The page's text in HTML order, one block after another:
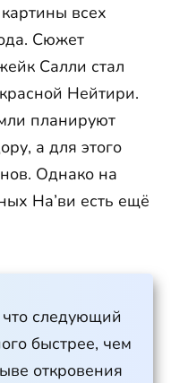
всех
Сюжет
Салли стал
Нейтири.
планируют
а для этого
Однако на
На’ви есть ещё
следующий
быстрее, чем
откровения